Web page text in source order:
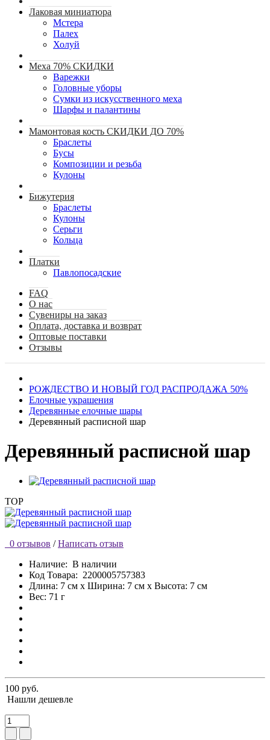
Лаковая миниатюра
Мстера
Палех
Холуй
Меха 70% СКИДКИ
Варежки
Головные уборы
Сумки из искусственного меха
Шарфы и палантины
Мамонтовая кость СКИДКИ ДО 70%
Браслеты
Бусы
Композиции и резьба
Кулоны
Бижутерия
Браслеты
Кулоны
Серьги
Кольца
Платки
Павлопосадские
FAQ
О нас
Сувениры на заказ
Оплата, доставка и возврат
Оптовые поставки
Отзывы
РОЖДЕСТВО И НОВЫЙ ГОД РАСПРОДАЖА 50%
Елочные украшения
Деревянные елочные шары
Деревянный расписной шар
Деревянный расписной шар
TOP
0 отзывов / Написать отзыв
Наличие: В наличии
Код Товара: 2200005757383
Длина: 7 см x Ширина: 7 см x Высота: 7 см
Вес: 71 г
100 руб.
Нашли дешевле